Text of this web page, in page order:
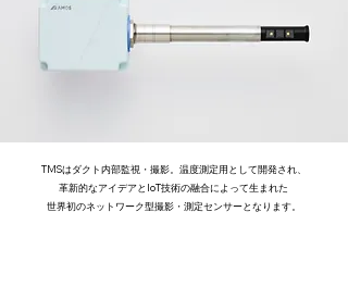
TMSはダクト内部監視・撮影。温度測定用として開発され、
革新的なアイデアとIoT技術の融合によって生まれた
世界初のネットワーク型撮影・測定センサーとなります。